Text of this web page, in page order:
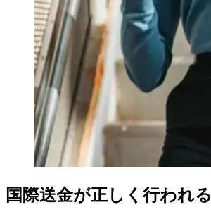
国際送金が正しく行われる